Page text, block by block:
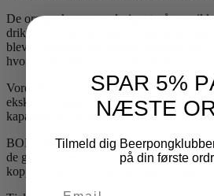
De orange kopper er designet, så man
drikker, hvilket bidrager til
blevet populære og bruges sammen med
hvor hvert hold har sin egen farve.
Vores American party orange cups er
eksklusive fester med sort/orange eller
kapacitet på 16 oz (ca. 0,47 l).
BONUS FACT: Rillerne på Orange
de giver et bedre greb og hjælper med at
koppen – perfekt til forskellige drikkespil.
SPAR 5%
NÆSTE
Tilmeld dig
på din første